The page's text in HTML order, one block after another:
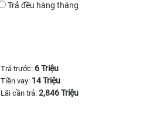
Trả đều hàng tháng
Trả trước: 6 Triệu
Tiền vay: 14 Triệu
Lãi cần trả: 2,846 Triệu